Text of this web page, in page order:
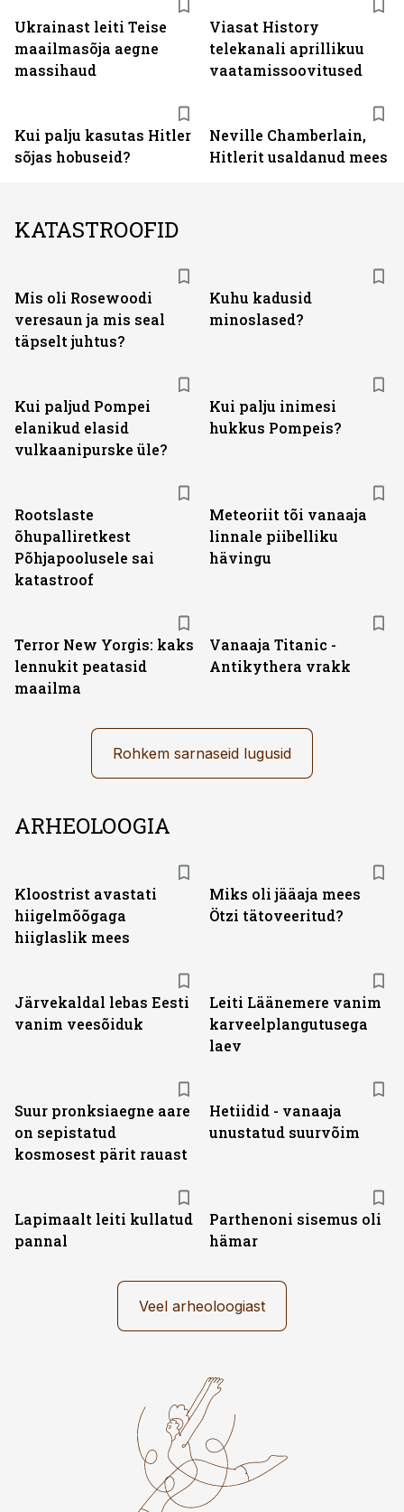
Ukrainast leiti Teise
maailmasõja aegne
massihaud
Viasat History
telekanali aprillikuu
vaatamissoovitused
Kui palju kasutas Hitler
sõjas hobuseid?
Neville Chamberlain,
Hitlerit usaldanud mees
KATASTROOFID
Mis oli Rosewoodi
veresaun ja mis seal
täpselt juhtus?
Kuhu kadusid
minoslased?
Kui paljud Pompei
elanikud elasid
vulkaanipurske üle?
Kui palju inimesi
hukkus Pompeis?
Rootslaste
õhupalliretkest
Põhjapoolusele sai
katastroof
Meteoriit tõi vanaaja
linnale piibelliku
hävingu
Terror New Yorgis: kaks
lennukit peatasid
maailma
Vanaaja Titanic -
Antikythera vrakk
Rohkem sarnaseid lugusid
ARHEOLOOGIA
Kloostrist avastati
hiigelmõõgaga
hiiglaslik mees
Miks oli jääaja mees
Ötzi tätoveeritud?
Järvekaldal lebas Eesti
vanim veesõiduk
Leiti Läänemere vanim
karveelplangutusega
laev
Suur pronksiaegne aare
on sepistatud
kosmosest pärit rauast
Hetiidid - vanaaja
unustatud suurvõim
Lapimaalt leiti kullatud
pannal
Parthenoni sisemus oli
hämar
Veel arheoloogiast